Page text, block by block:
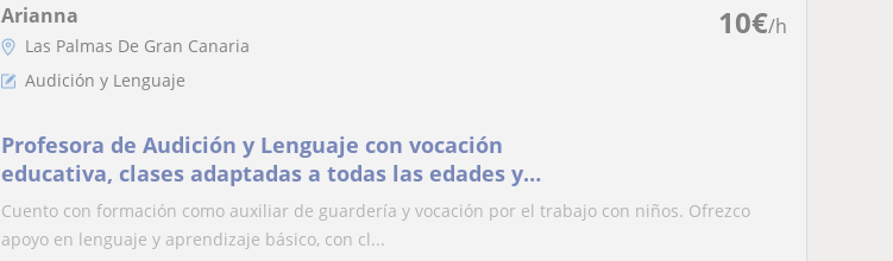
10€/h
Arianna
Las Palmas De Gran Canaria
Audición y Lenguaje
Profesora de Audición y Lenguaje con vocación
educativa, clases adaptadas a todas las edades y
niveles
Cuento con formación como auxiliar de guardería y vocación por el trabajo con niños. Ofrezco
apoyo en lenguaje y aprendizaje básico, con cl...